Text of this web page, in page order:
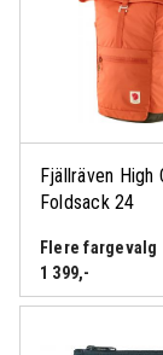
Fjällräven High
Foldsack 24
Flere fargevalg
1 399,-